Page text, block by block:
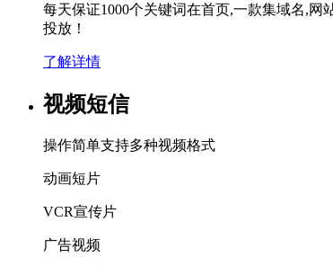
每天保证1000个关键词在首页,一款集域名,
投放！
了解详情
视频短信
操作简单支持多种视频格式
动画短片
VCR宣传片
广告视频